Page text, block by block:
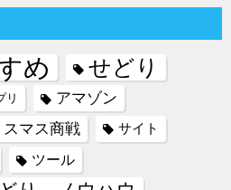
め せどり
リ アマゾン
スマス商戦 サイト
ツール